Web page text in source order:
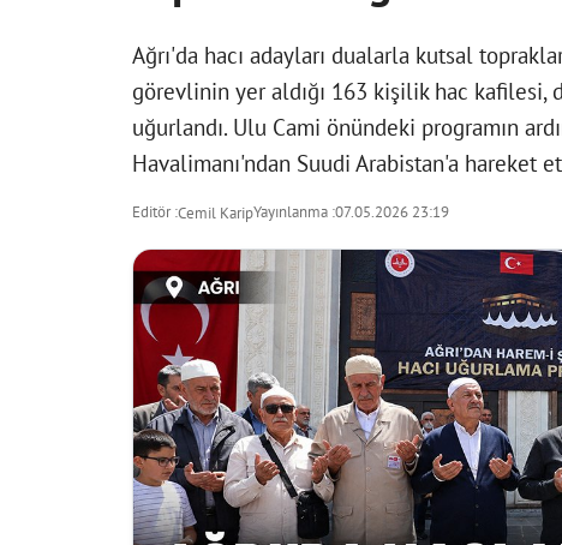
Ağrı'da hacı adayları dualarla kutsal
görevlinin yer aldığı 163 kişilik hac
uğurlandı. Ulu Cami önündeki programın
Havalimanı'ndan Suudi Arabistan'a hareket
Editör :Cemil KaripYayınlanma :07.05.2026 23:19